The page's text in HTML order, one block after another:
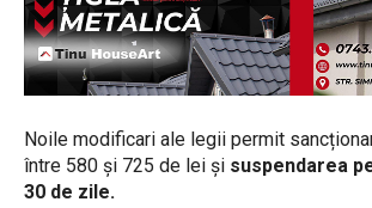
Noile modificari ale legii permit
între 580 și 725 de lei și suspendarea
30 de zile.